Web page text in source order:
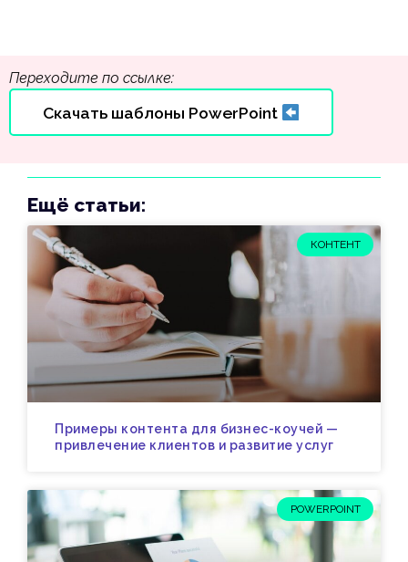
Переходите по ссылке:
Скачать шаблоны PowerPoint
Ещё статьи:
КОНТЕНТ
Примеры контента для бизнес-коучей —
привлечение клиентов и развитие услуг
POWERPOINT